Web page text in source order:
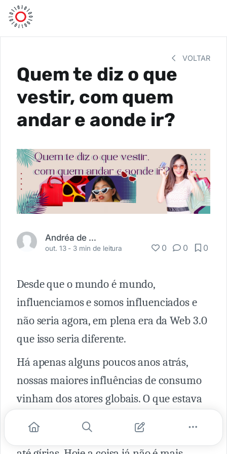
VOLTAR
Quem te diz o que
vestir, com quem
andar e aonde ir?
Andréa de Souza
out. 13 - 3 min de leitura 0 0 0
Desde que o mundo é mundo,
influenciamos e somos influenciados e
não seria agora, em plena era da Web 3.0
que isso seria diferente.
Há apenas alguns poucos anos atrás,
nossas maiores influências de consumo
vinham dos atores globais. O que estava
cabelos, esmaltes, lugares para visitar e